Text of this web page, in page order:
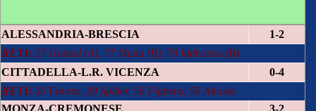
ALESSANDRIA-BRESCIA
1-2
RETI: 27 Gazoul (A), 77 Manu (B), 79 Iddrissou (B)
CITTADELLA-L.R. VICENZA
0-4
RETI: 30 Favero, 39 Spiller, 56 Fighera, 59 Alessio
MONZA-CREMONESE
3-2